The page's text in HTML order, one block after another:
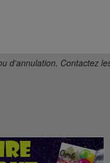
d'annulation. Contactez